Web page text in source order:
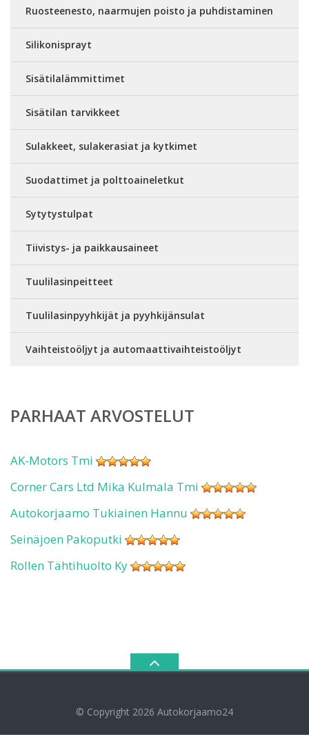
Ruosteenesto, naarmujen poisto ja puhdistaminen
Silikonisprayt
Sisätilalämmittimet
Sisätilan tarvikkeet
Sulakkeet, sulakerasiat ja kytkimet
Suodattimet ja polttoaineletkut
Sytytystulpat
Tiivistys- ja paikkausaineet
Tuulilasinpeitteet
Tuulilasinpyyhkijät ja pyyhkijänsulat
Vaihteistoöljyt ja automaattivaihteistoöljyt
PARHAAT ARVOSTELUT
AK-Motors Tmi
Corner Cars Ltd Mika Kulmala Tmi
Autokorjaamo Tukiainen Hannu
Seinäjoen Pakoputki
Rollen Tähtihuolto Ky
© Copyright 2026 Autokorjaamo24